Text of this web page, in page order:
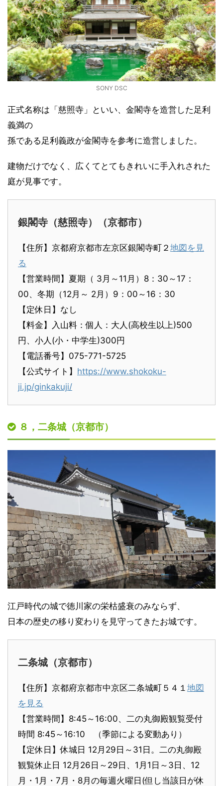
SONY DSC
正式名称は「慈照寺」といい、金閣寺を造営した足利
義満の
孫である足利義政が金閣寺を参考に造営しました。
建物だけでなく、広くてとてもきれいに手入れされた
庭が見事です。
銀閣寺（慈照寺）（京都市）
【住所】京都府京都市左京区銀閣寺町２ 地図を見
る
【営業時間】夏期（ 3月～11月）8：30～17：
00、冬期（12月～ 2月）9：00～16：30
【定休日】なし
【料金】入山料：個人：大人(高校生以上)500
円、小人(小・中学生)300円
【電話番号】075-771-5725
【公式サイト】 https://www.shokoku-
ji.jp/ginkakuji/
８，二条城（京都市）
江戸時代の城で徳川家の栄枯盛衰のみならず、
日本の歴史の移り変わりを見守ってきたお城です。
二条城（京都市）
【住所】京都府京都市中京区二条城町５４１ 地図
を見る
【営業時間】8:45～16:00、二の丸御殿観覧受付
時間 8:45～16:10 （季節による変動あり）
【定休日】休城日 12月29日～31日。二の丸御殿
観覧休止日 12月26日～29日、1月1日～3日、12
月・1月・7月・8月の毎週火曜日(但し当該日が休